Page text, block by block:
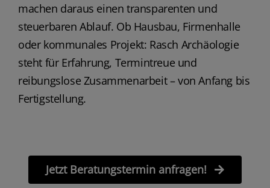
machen daraus einen transparenten und
steuerbaren Ablauf. Ob Hausbau, Firmenhalle
oder kommunales Projekt: Rasch Archäologie
steht für Erfahrung, Termintreue und
reibungslose Zusammenarbeit – von Anfang bis
Fertigstellung.
Jetzt Beratungstermin anfragen!